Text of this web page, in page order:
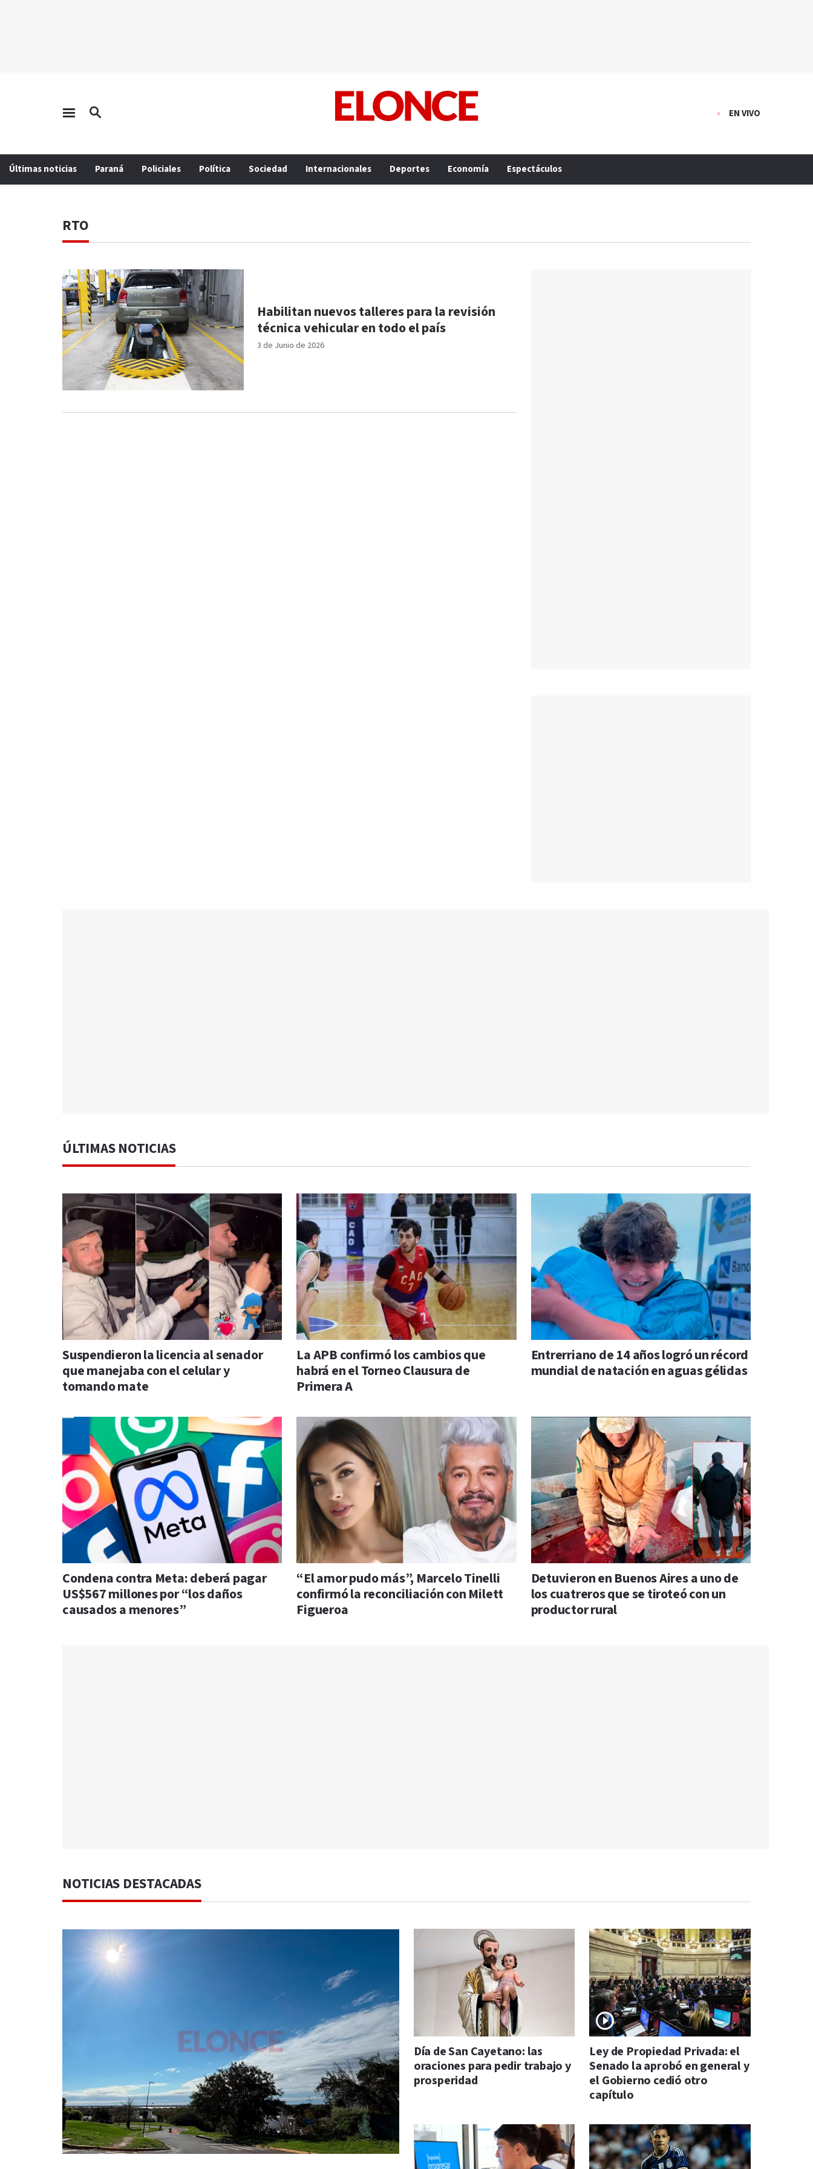
EN VIVO
Últimas noticias Paraná Policiales Política Sociedad Internacionales Deportes Economía Espectáculos
RTO
3 de Junio de 2026
Habilitan nuevos talleres para la revisión
técnica vehicular en todo el país
ÚLTIMAS NOTICIAS
Suspendieron la licencia al senador
que manejaba con el celular y
tomando mate
La APB confirmó los cambios que
habrá en el Torneo Clausura de
Primera A
Entrerriano de 14 años logró un récord
mundial de natación en aguas gélidas
Condena contra Meta: deberá pagar
US$567 millones por “los daños
causados a menores”
“El amor pudo más”, Marcelo Tinelli
confirmó la reconciliación con Milett
Figueroa
Detuvieron en Buenos Aires a uno de
los cuatreros que se tiroteó con un
productor rural
NOTICIAS DESTACADAS
Día de San Cayetano: las
oraciones para pedir trabajo y
prosperidad
Ley de Propiedad Privada: el
Senado la aprobó en general y
el Gobierno cedió otro
capítulo